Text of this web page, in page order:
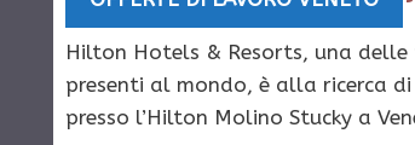
Hilton Hotels & Resorts, una delle
presenti al mondo, è alla ricerca di
presso l’Hilton Molino Stucky a